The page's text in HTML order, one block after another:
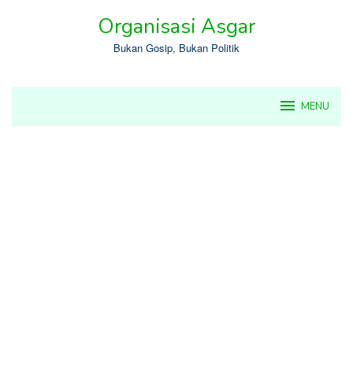
Organisasi Asgar
Bukan Gosip, Bukan Politik
MENU